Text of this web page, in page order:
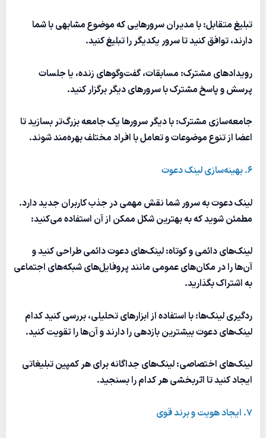
تبلیغ متقابل: با مدیران سرورهایی که موضوع مشابهی با شما
دارند، توافق کنید تا سرور یکدیگر را تبلیغ کنید.
رویدادهای مشترک: مسابقات، گفت‌وگوهای زنده، یا جلسات
پرسش و پاسخ مشترک با سرورهای دیگر برگزار کنید.
جامعه‌سازی مشترک: با دیگر سرورها یک جامعه بزرگ‌تر بسازید تا
اعضا از تنوع موضوعات و تعامل با افراد مختلف بهره‌مند شوند.
6. بهینه‌سازی لینک دعوت
لینک دعوت به سرور شما نقش مهمی در جذب کاربران جدید دارد.
مطمئن شوید که به بهترین شکل ممکن از آن استفاده می‌کنید:
لینک‌های دائمی و کوتاه: لینک‌های دعوت دائمی طراحی کنید و
آن‌ها را در مکان‌های عمومی مانند پروفایل‌های شبکه‌های اجتماعی
به اشتراک بگذارید.
ردگیری لینک‌ها: با استفاده از ابزارهای تحلیلی، بررسی کنید کدام
لینک‌های دعوت بیشترین بازدهی را دارند و آن‌ها را تقویت کنید.
لینک‌های اختصاصی: لینک‌های جداگانه برای هر کمپین تبلیغاتی
ایجاد کنید تا اثربخشی هر کدام را بسنجید.
7. ایجاد هویت و برند قوی